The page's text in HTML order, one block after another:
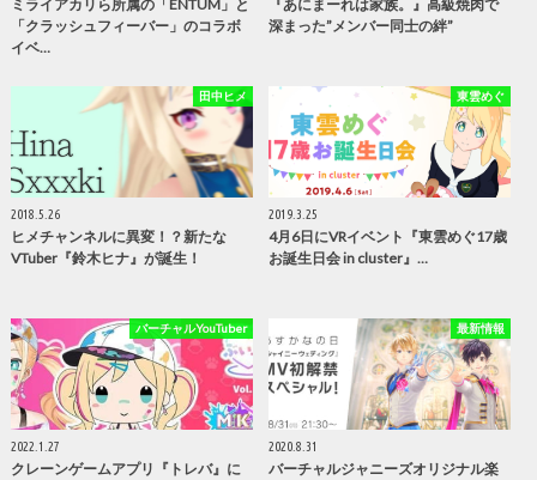
ミライアカリら所属の「ENTUM」と
「クラッシュフィーバー」のコラボ
イベ…
『あにまーれは家族。』高級焼肉で
深まった”メンバー同士の絆”
田中ヒメ
2018.5.26
ヒメチャンネルに異変！？新たな
VTuber『鈴木ヒナ』が誕生！
東雲めぐ
2019.3.25
4月6日にVRイベント『東雲めぐ17歳
お誕生日会 in cluster』…
バーチャルYouTuber
2022.1.27
クレーンゲームアプリ『トレバ』に
最新情報
2020.8.31
バーチャルジャニーズオリジナル楽